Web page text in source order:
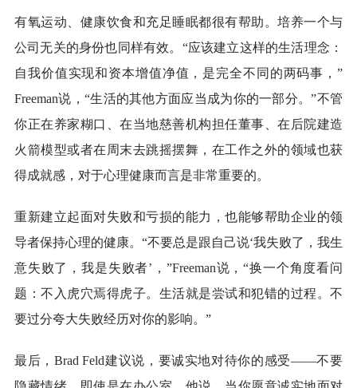
有氧运动、健康饮食和充足睡眠都很有帮助。培养一个与
公司无关的身份也同样有效。“应该建立这样的生活理念：
自我价值实现和资本增值净值，是完全不同的两码事，”
Freeman说，“生活的其他方面应当成为你的一部分。”不管
你正在养家糊口、在当地慈善机构担任董事、在后院建造
火箭模型或者在周末去跳摇摆舞，在工作之外的领域也获
得成就感，对于心理健康而言是非常重要的。
重新建立起面对失败和亏损的能力，也能够帮助企业的领
导者保持心理的健康。“不要总是跟自己说‘我失败了，我生
意失败了，我是失败者’，”Freeman说，“换一个角度看问
题：不入虎穴焉得虎子。生活就是尝试和犯错的过程。不
要过分夸大失败经历对你的影响。”
最后，Brad Feld建议说，要诚实地对待你的感受——不要